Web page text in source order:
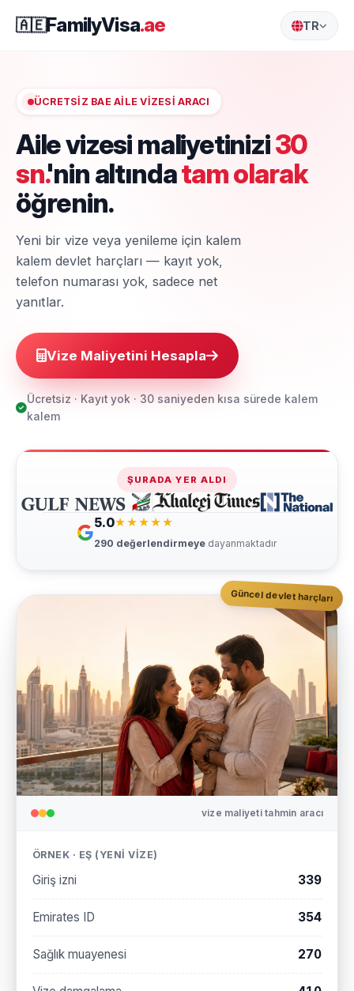
🇦🇪FamilyVisa.ae TR
ÜCRETSIZ BAE AILE VIZESI ARACI
Aile vizesi maliyetinizi30
sn.'nin altındatam olarak
öğrenin.
Yeni bir vize veya yenileme için kalem
kalem devlet harçları — kayıt yok,
telefon numarası yok, sadece net
yanıtlar.
Vize Maliyetini Hesapla
Ücretsiz · Kayıt yok · 30 saniyeden kısa sürede kalem
kalem
ŞURADA YER ALDI
5.0★★★★★
290 değerlendirmeye dayanmaktadır
vize maliyeti tahmin aracı
ÖRNEK · EŞ (YENI VIZE)
Giriş izni 339
Emirates ID 354
Sağlık muayenesi 270
Güncel devlet harçları